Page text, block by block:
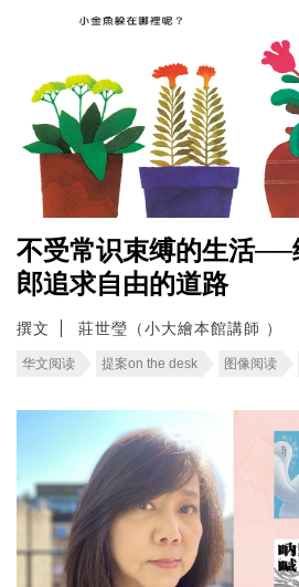
不受常识束缚的生活──
郎追求自由的道路
撰文 莊世瑩（小大繪本館講師 ）
华文阅读 提案on the desk 图像阅读